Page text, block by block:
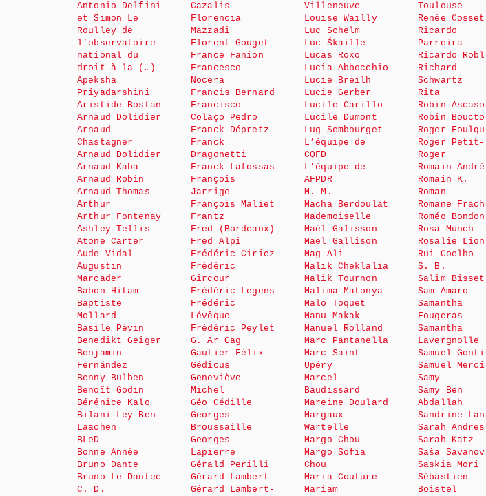
Antonio Delfini
et Simon Le
Roulley de
l’observatoire
national du
droit à la (…)
Apeksha
Priyadarshini
Aristide Bostan
Arnaud Dolidier
Arnaud
Chastagner
Arnaud Dolidier
Arnaud Kaba
Arnaud Robin
Arnaud Thomas
Arthur
Arthur Fontenay
Ashley Tellis
Atone Carter
Aude Vidal
Augustin
Marcader
Babon Hitam
Baptiste
Mollard
Basile Pévin
Benedikt Geiger
Benjamin
Fernández
Benny Bulben
Benoît Godin
Bérénice Kalo
Bilani Ley Ben
Laachen
BLeD
Bonne Année
Bruno Dante
Bruno Le Dantec
C. D.
Cazalis
Florencia
Mazzadi
Florent Gouget
France Fanion
Francesco
Nocera
Francis Bernard
Francisco
Colaço Pedro
Franck Dépretz
Franck
Dragonetti
Franck Lafossas
François
Jarrige
François Maliet
Frantz
Fred (Bordeaux)
Fred Alpi
Frédéric Ciriez
Frédéric
Gircour
Frédéric Legens
Frédéric
Lévêque
Frédéric Peylet
G. Ar Gag
Gautier Félix
Gédicus
Geneviève
Michel
Géo Cédille
Georges
Broussaille
Georges
Lapierre
Gérald Perilli
Gérard Lambert
Gérard Lambert-
Villeneuve
Louise Wailly
Luc Schelm
Luc Śkaille
Lucas Roxo
Lucia Abbocchio
Lucie Breilh
Lucie Gerber
Lucile Carillo
Lucile Dumont
Lug Sembourget
L’équipe de
CQFD
L’équipe de
AFPDR
M. M.
Macha Berdoulat
Mademoiselle
Maël Galisson
Maël Gallison
Mag Ali
Malik Cheklalia
Malik Tournon
Malima Matonya
Malo Toquet
Manu Makak
Manuel Rolland
Marc Pantanella
Marc Saint-
Upéry
Marcel
Baudissard
Mareine Doulard
Margaux
Wartelle
Margo Chou
Margo Sofia
Chou
Maria Couture
Mariam
Toulouse
Renée
Ricardo
Parreira
Ricardo
Richard
Schwartz
Rita
Robin Ascaso
Robin
Roger
Roger Petit-
Roger
Romain André
Romain K.
Roman
Romane
Roméo Bondon
Rosa Munch
Rosalie Lion
Rui Coelho
S. B.
Salim Bisset
Sam Amaro
Samantha
Fougeras
Samantha
Lavergnolle
Samuel
Samuel
Samy
Samy Ben
Abdallah
Sandrine
Sarah Andres
Sarah Katz
Saša
Saskia Mori
Sébastien
Boistel